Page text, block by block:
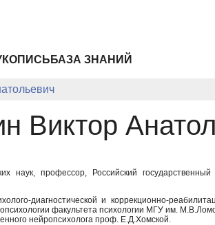
БАЗА ЗНАНИЙ
Виктор
наук, профессор, Российский
диагностической и коррекционно-
факультета психологии МГУ им.
нейропсихолога проф. Е.Д.Хомской.